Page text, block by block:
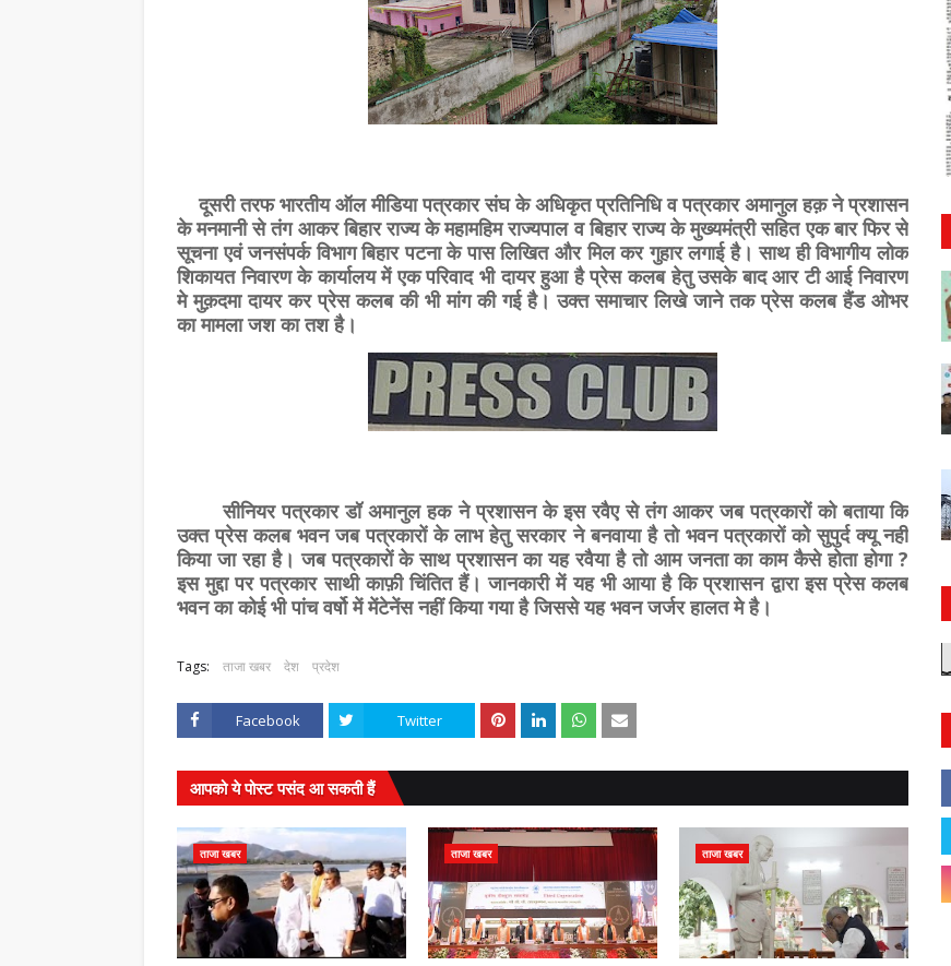
दूसरी तरफ भारतीय ऑल मीडिया पत्रकार संघ के अधिकृत प्रतिनिधि व पत्रकार अमानुल हक़ ने प्रशासन
के मनमानी से तंग आकर बिहार राज्य के महामहिम राज्यपाल व बिहार राज्य के मुख्यमंत्री सहित एक बार फिर से
सूचना एवं जनसंपर्क विभाग बिहार पटना के पास लिखित और मिल कर गुहार लगाई है। साथ ही विभागीय लोक
शिकायत निवारण के कार्यालय में एक परिवाद भी दायर हुआ है प्रेस कलब हेतु उसके बाद आर टी आई निवारण
मे मुक़दमा दायर कर प्रेस कलब की भी मांग की गई है। उक्त समाचार लिखे जाने तक प्रेस कलब हैंड ओभर
का मामला जश का तश है।
सीनियर पत्रकार डॉ अमानुल हक ने प्रशासन के इस रवैए से तंग आकर जब पत्रकारों को बताया कि
उक्त प्रेस कलब भवन जब पत्रकारों के लाभ हेतु सरकार ने बनवाया है तो भवन पत्रकारों को सुपुर्द क्यू नही
किया जा रहा है। जब पत्रकारों के साथ प्रशासन का यह रवैया है तो आम जनता का काम कैसे होता होगा ?
इस मुद्दा पर पत्रकार साथी काफ़ी चिंतित हैं। जानकारी में यह भी आया है कि प्रशासन द्वारा इस प्रेस कलब
भवन का कोई भी पांच वर्षो में मेंटेनेंस नहीं किया गया है जिससे यह भवन जर्जर हालत मे है।
Tags: ताजा खबर देश प्रदेश
Facebook Twitter
आपको ये पोस्ट पसंद आ सकती हैं
ताजा खबर ताजा खबर ताजा खबर